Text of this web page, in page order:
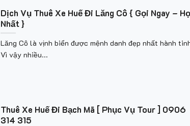
Dịch Vụ Thuê Xe Huế Đi Lăng Cô { Gọi Ngay –
Nhất }
Lăng Cô là vịnh biển được mệnh danh đẹp nhất hành
Vì vậy nhiều...
Thuê Xe Huế Đi Bạch Mã [ Phục Vụ Tour ] 0906
314 315